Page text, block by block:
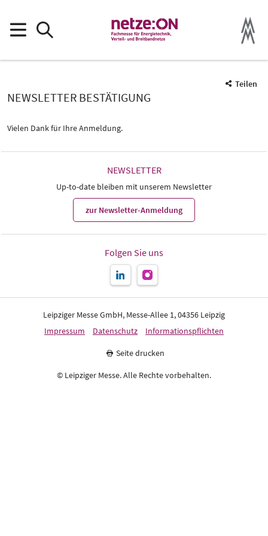
Teilen
NEWSLETTER BESTÄTIGUNG
Vielen Dank für Ihre Anmeldung.
NEWSLETTER
Up-to-date bleiben mit unserem Newsletter
zur Newsletter-Anmeldung
Folgen Sie uns
Leipziger Messe GmbH, Messe-Allee 1, 04356 Leipzig
Impressum
Datenschutz Informationspflichten
Seite drucken
© Leipziger Messe. Alle Rechte vorbehalten.